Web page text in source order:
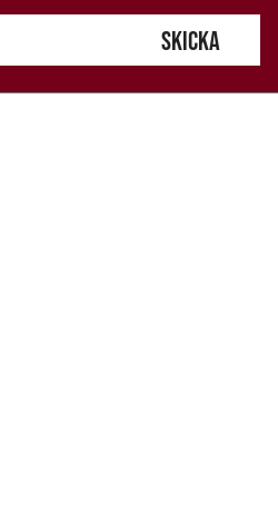
SKICKA